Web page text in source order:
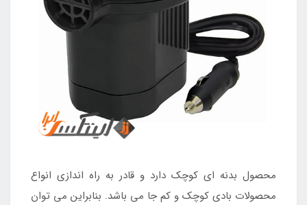
محصول بدنه ای کوچک دارد و قادر به راه اندازی انواع
محصولات بادی کوچک و کم جا می باشد. بنابراین می توان